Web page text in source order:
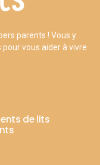
parents ! Vous y
vous aider à vivre
de lits